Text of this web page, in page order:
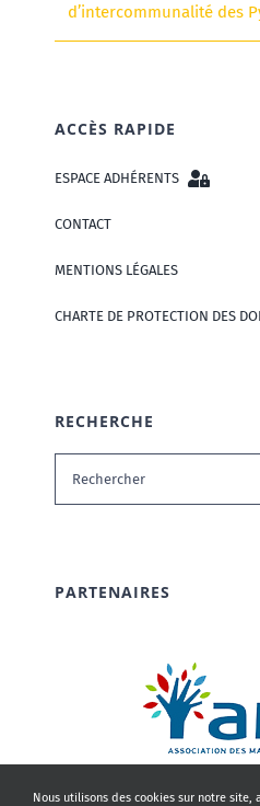
d’intercommunalité des
ACCÈS RAPIDE
ESPACE ADHÉRENTS
CONTACT
MENTIONS LÉGALES
CHARTE DE PROTECTION DES
RECHERCHE
Rechercher:
PARTENAIRES
Nous utilisons des cookies sur notre site,